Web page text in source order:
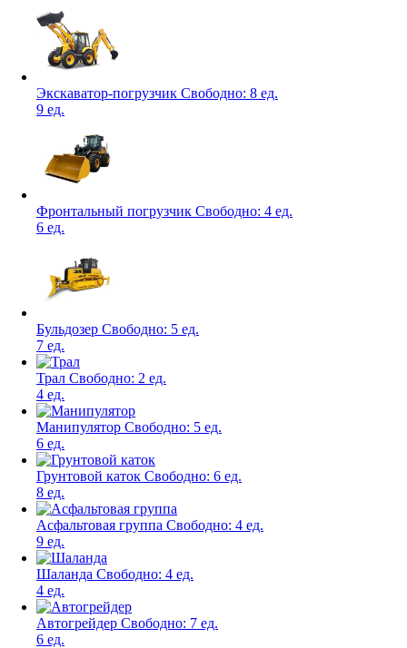
Экскаватор-погрузчик Свободно: 8 ед.
9 ед.
Фронтальный погрузчик Свободно: 4 ед.
6 ед.
Бульдозер Свободно: 5 ед.
7 ед.
Трал Свободно: 2 ед.
4 ед.
Манипулятор Свободно: 5 ед.
6 ед.
Грунтовой каток Свободно: 6 ед.
8 ед.
Асфальтовая группа Свободно: 4 ед.
9 ед.
Шаланда Свободно: 4 ед.
4 ед.
Автогрейдер Свободно: 7 ед.
6 ед.